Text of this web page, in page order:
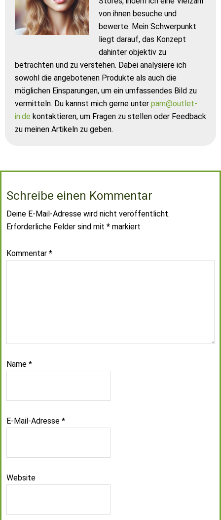
von ihnen besuche und
bewerte. Mein Schwerpunkt
liegt darauf, das Konzept
dahinter objektiv zu
betrachten und zu verstehen. Dabei analysiere ich
sowohl die angebotenen Produkte als auch die
möglichen Einsparungen, um ein umfassendes Bild zu
vermitteln. Du kannst mich gerne unter pam@outlet-
in.de kontaktieren, um Fragen zu stellen oder Feedback
zu meinen Artikeln zu geben.
Schreibe einen Kommentar
Deine E-Mail-Adresse wird nicht veröffentlicht.
Erforderliche Felder sind mit * markiert
Kommentar *
Name *
E-Mail-Adresse *
Website